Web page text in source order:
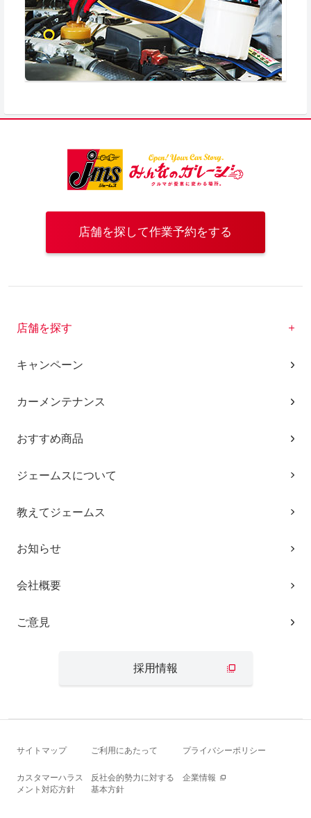
店舗を探して作業予約をする
店舗を探す
キャンペーン
カーメンテナンス
おすすめ商品
ジェームスについて
教えてジェームス
お知らせ
会社概要
ご意見
採用情報
サイトマップ ご利用にあたって プライバシーポリシー
カスタマーハラス
メント対応方針
反社会的勢力に対する
基本方針
企業情報